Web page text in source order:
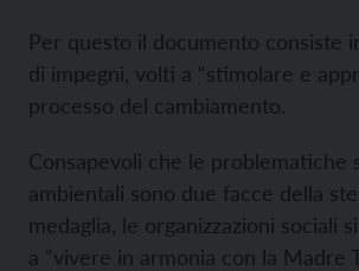
Per questo il documento consiste
di impegni, volti a “stimolare e
processo del cambiamento.
Consapevoli che le problematiche
ambientali sono due facce della
medaglia, le organizzazioni sociali
a “vivere in armonia con la Madre